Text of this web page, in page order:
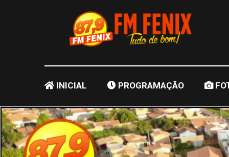
INICIAL PROGRAMAÇÃO